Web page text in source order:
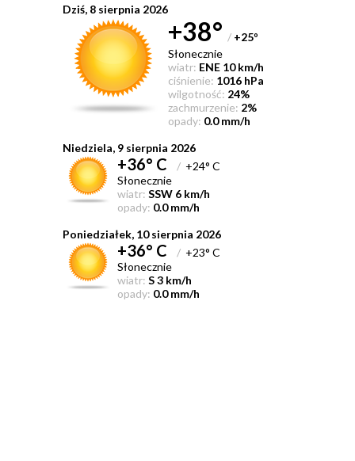
Dziś, 8 sierpnia 2026
+38° / +25°
Słonecznie
wiatr: ENE 10 km/h
ciśnienie: 1016 hPa
wilgotność: 24%
zachmurzenie: 2%
opady: 0.0 mm/h
Niedziela, 9 sierpnia 2026
+36° C /+24° C
Słonecznie
wiatr: SSW 6 km/h
opady: 0.0 mm/h
Poniedziałek, 10 sierpnia 2026
+36° C /+23° C
Słonecznie
wiatr: S 3 km/h
opady: 0.0 mm/h